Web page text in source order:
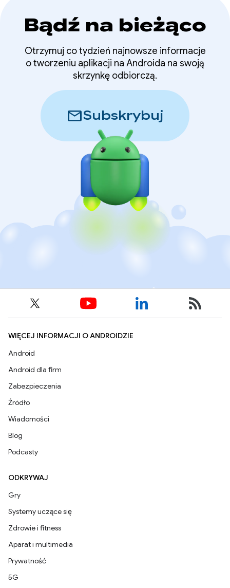
Bądź na bieżąco
Otrzymuj co tydzień najnowsze informacje
o tworzeniu aplikacji na Androida na swoją
skrzynkę odbiorczą.
mailSubskrybuj
WIĘCEJ INFORMACJI O ANDROIDZIE
Android
Android dla firm
Zabezpieczenia
Źródło
Wiadomości
Blog
Podcasty
ODKRYWAJ
Gry
Systemy uczące się
Zdrowie i fitness
Aparat i multimedia
Prywatność
5G